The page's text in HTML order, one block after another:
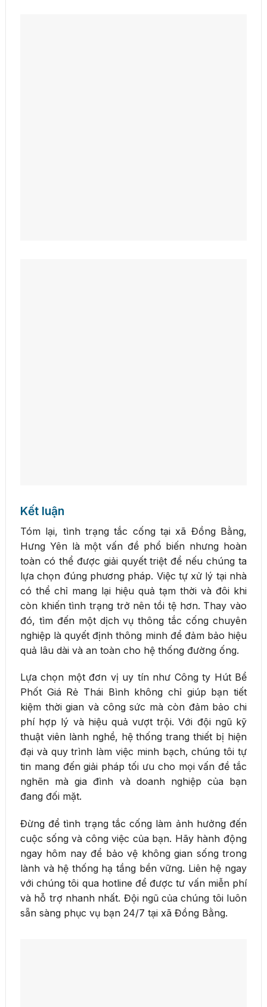
Kết luận
Tóm lại, tình trạng tắc cống tại xã Đồng Bằng,
Hưng Yên là một vấn đề phổ biến nhưng hoàn
toàn có thể được giải quyết triệt để nếu chúng ta
lựa chọn đúng phương pháp. Việc tự xử lý tại nhà
có thể chỉ mang lại hiệu quả tạm thời và đôi khi
còn khiến tình trạng trở nên tồi tệ hơn. Thay vào
đó, tìm đến một dịch vụ thông tắc cống chuyên
nghiệp là quyết định thông minh để đảm bảo hiệu
quả lâu dài và an toàn cho hệ thống đường ống.
Lựa chọn một đơn vị uy tín như Công ty Hút Bể
Phốt Giá Rẻ Thái Bình không chỉ giúp bạn tiết
kiệm thời gian và công sức mà còn đảm bảo chi
phí hợp lý và hiệu quả vượt trội. Với đội ngũ kỹ
thuật viên lành nghề, hệ thống trang thiết bị hiện
đại và quy trình làm việc minh bạch, chúng tôi tự
tin mang đến giải pháp tối ưu cho mọi vấn đề tắc
nghẽn mà gia đình và doanh nghiệp của bạn
đang đối mặt.
Đừng để tình trạng tắc cống làm ảnh hưởng đến
cuộc sống và công việc của bạn. Hãy hành động
ngay hôm nay để bảo vệ không gian sống trong
lành và hệ thống hạ tầng bền vững. Liên hệ ngay
với chúng tôi qua hotline để được tư vấn miễn phí
và hỗ trợ nhanh nhất. Đội ngũ của chúng tôi luôn
sẵn sàng phục vụ bạn 24/7 tại xã Đồng Bằng.